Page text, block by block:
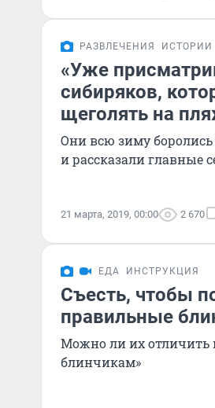
РАЗВЛЕЧЕНИЯ ИСТОРИИ
«Уже
сибиряков,
щеголять на
Они всю зиму
и рассказали главные
21 марта, 2019, 00:00 2 670
ЕДА ИНСТРУКЦИЯ
Съесть, чтобы
правильные
Можно ли их отличить
блинчикам»